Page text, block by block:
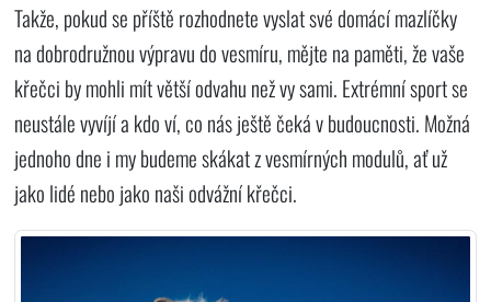
Takže, pokud se příště rozhodnete vyslat své domácí mazlíčky
na dobrodružnou výpravu do vesmíru, mějte na paměti, že vaše
křečci by mohli mít větší odvahu než vy sami. Extrémní sport se
neustále vyvíjí a kdo ví, co nás ještě čeká v budoucnosti. Možná
jednoho dne i my budeme skákat z vesmírných modulů, ať už
jako lidé nebo jako naši odvážní křečci.